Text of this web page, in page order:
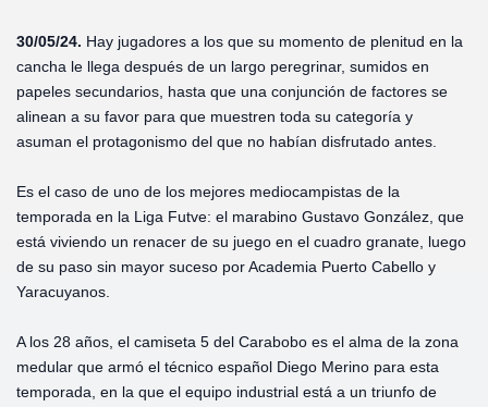
30/05/24. Hay jugadores a los que su momento de plenitud en la
cancha le llega después de un largo peregrinar, sumidos en
papeles secundarios, hasta que una conjunción de factores se
alinean a su favor para que muestren toda su categoría y
asuman el protagonismo del que no habían disfrutado antes.
Es el caso de uno de los mejores mediocampistas de la
temporada en la Liga Futve: el marabino Gustavo González, que
está viviendo un renacer de su juego en el cuadro granate, luego
de su paso sin mayor suceso por Academia Puerto Cabello y
Yaracuyanos.
A los 28 años, el camiseta 5 del Carabobo es el alma de la zona
medular que armó el técnico español Diego Merino para esta
temporada, en la que el equipo industrial está a un triunfo de